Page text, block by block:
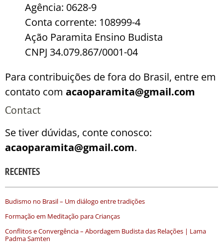
Agência: 0628-9
Conta corrente: 108999-4
Ação Paramita Ensino Budista
CNPJ 34.079.867/0001-04
Para contribuições de fora do Brasil, entre em
contato com acaoparamita@gmail.com
Contact
Se tiver dúvidas, conte conosco:
acaoparamita@gmail.com.
RECENTES
Budismo no Brasil – Um diálogo entre tradições
Formação em Meditação para Crianças
Conflitos e Convergência – Abordagem Budista das Relações | Lama
Padma Samten